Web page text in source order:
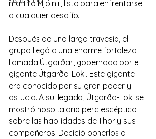
martillo Mjölnir, listo para enfrentarse
a cualquier desafío.
Después de una larga travesía, el
grupo llegó a una enorme fortaleza
llamada Útgarðar, gobernada por el
gigante Útgarða-Loki. Este gigante
era conocido por su gran poder y
astucia. A su llegada, Útgarða-Loki se
mostró hospitalario pero escéptico
sobre las habilidades de Thor y sus
compañeros. Decidió ponerlos a